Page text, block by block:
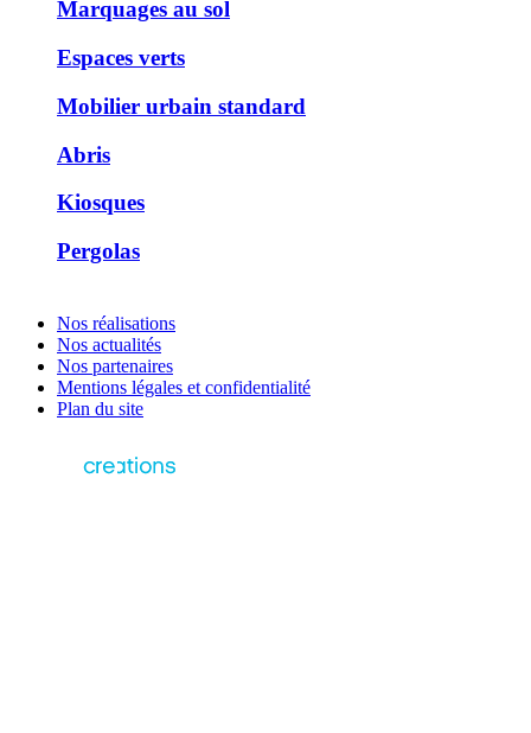
Marquages au sol
Espaces verts
Mobilier urbain standard
Abris
Kiosques
Pergolas
Nos réalisations
Nos actualités
Nos partenaires
Mentions légales et confidentialité
Plan du site